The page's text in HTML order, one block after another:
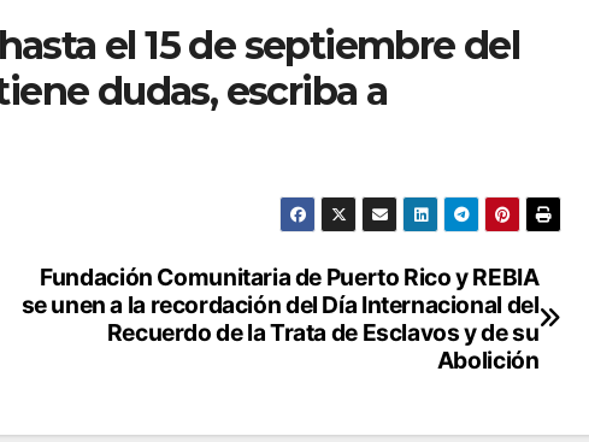
el 15 de septiembre del
dudas, escriba a
Fundación Comunitaria de Puerto Rico y REBIA
se unen a la recordación del Día Internacional del
Recuerdo de la Trata de Esclavos y de su
Abolición